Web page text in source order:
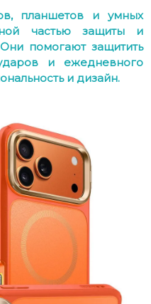
планшетов и умных
частью защиты и
помогают защитить
и ежедневного
и дизайн.